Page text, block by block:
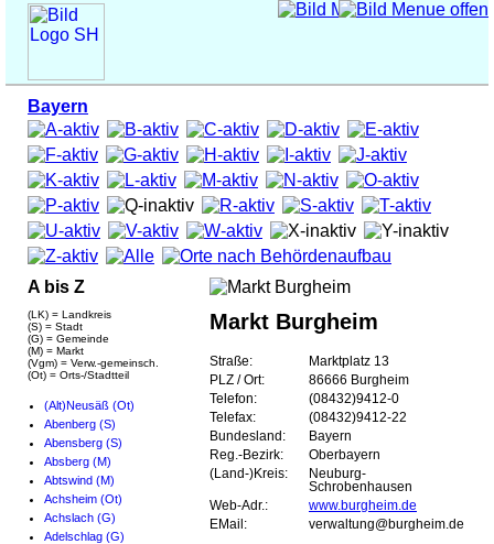
Bayern
A bis Z
(LK) = Landkreis
(S) = Stadt
(G) = Gemeinde
(M) = Markt
(Vgm) = Verw.-gemeinsch.
(Ot) = Orts-/Stadtteil
(Alt)Neusäß (Ot)
Abenberg (S)
Abensberg (S)
Absberg (M)
Abtswind (M)
Achsheim (Ot)
Achslach (G)
Adelschlag (G)
Markt Burgheim
Straße:
Marktplatz 13
PLZ / Ort:
86666 Burgheim
Telefon:
(08432)9412-0
Telefax:
(08432)9412-22
Bundesland:
Bayern
Reg.-Bezirk:
Oberbayern
(Land-)Kreis:
Neuburg-
Schrobenhausen
Web-Adr.:
www.burgheim.de
EMail:
verwaltung@burgheim.de